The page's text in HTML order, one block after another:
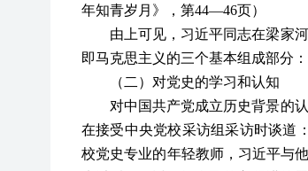
年知青岁月》，第44—46页）
由上可见，习近平同志在梁家
即马克思主义的三个基本组成部分
（二）对党史的学习和认知
对中国共产党成立历史背景的
在接受中央党校采访组采访时谈道
校党史专业的年轻教师，习近平与